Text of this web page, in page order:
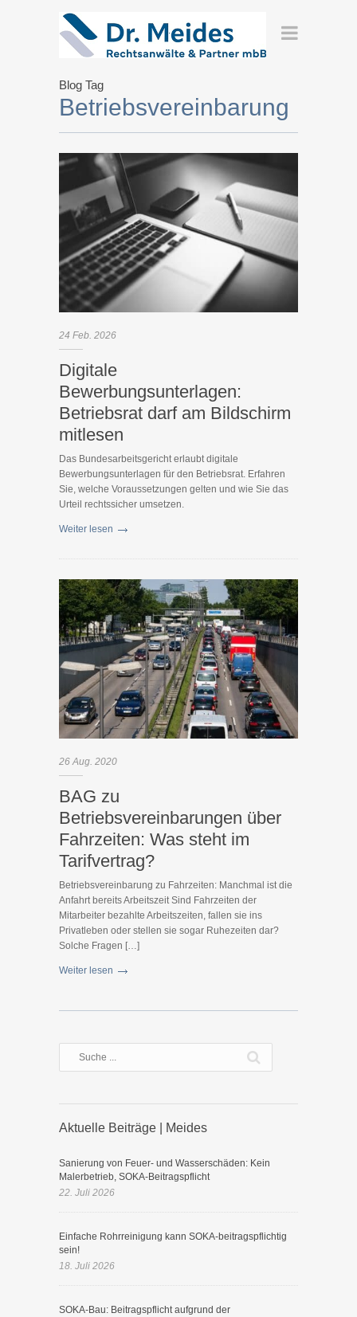
Blog Tag
Betriebsvereinbarung
24 Feb. 2026
Digitale
Bewerbungsunterlagen:
Betriebsrat darf am Bildschirm
mitlesen
Das Bundesarbeitsgericht erlaubt digitale
Bewerbungsunterlagen für den Betriebsrat. Erfahren
Sie, welche Voraussetzungen gelten und wie Sie das
Urteil rechtssicher umsetzen.
Weiter lesen
26 Aug. 2020
BAG zu
Betriebsvereinbarungen über
Fahrzeiten: Was steht im
Tarifvertrag?
Betriebsvereinbarung zu Fahrzeiten: Manchmal ist die
Anfahrt bereits Arbeitszeit Sind Fahrzeiten der
Mitarbeiter bezahlte Arbeitszeiten, fallen sie ins
Privatleben oder stellen sie sogar Ruhezeiten dar?
Solche Fragen […]
Weiter lesen
Aktuelle Beiträge | Meides
Sanierung von Feuer- und Wasserschäden: Kein
Malerbetrieb, SOKA-Beitragspflicht
22. Juli 2026
Einfache Rohrreinigung kann SOKA-beitragspflichtig
sein!
18. Juli 2026
SOKA-Bau: Beitragspflicht aufgrund der